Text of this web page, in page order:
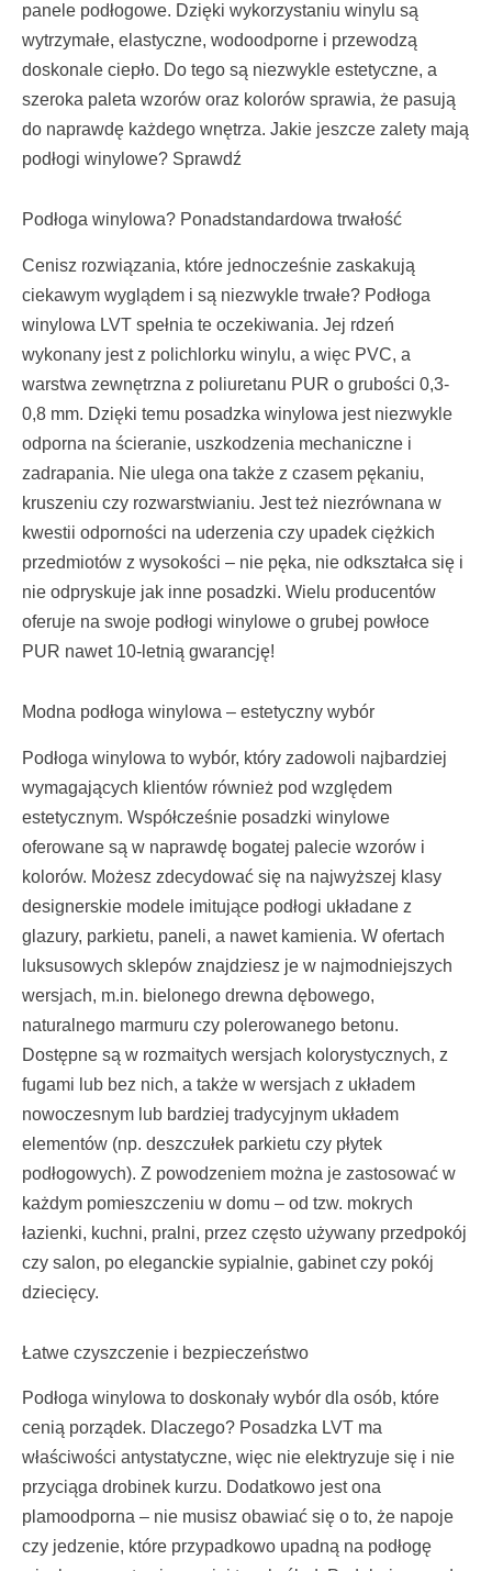
panele podłogowe. Dzięki wykorzystaniu winylu są
wytrzymałe, elastyczne, wodoodporne i przewodzą
doskonale ciepło. Do tego są niezwykle estetyczne, a
szeroka paleta wzorów oraz kolorów sprawia, że pasują
do naprawdę każdego wnętrza. Jakie jeszcze zalety mają
podłogi winylowe? Sprawdź
Podłoga winylowa? Ponadstandardowa trwałość
Cenisz rozwiązania, które jednocześnie zaskakują
ciekawym wyglądem i są niezwykle trwałe? Podłoga
winylowa LVT spełnia te oczekiwania. Jej rdzeń
wykonany jest z polichlorku winylu, a więc PVC, a
warstwa zewnętrzna z poliuretanu PUR o grubości 0,3-
0,8 mm. Dzięki temu posadzka winylowa jest niezwykle
odporna na ścieranie, uszkodzenia mechaniczne i
zadrapania. Nie ulega ona także z czasem pękaniu,
kruszeniu czy rozwarstwianiu. Jest też niezrównana w
kwestii odporności na uderzenia czy upadek ciężkich
przedmiotów z wysokości – nie pęka, nie odkształca się i
nie odpryskuje jak inne posadzki. Wielu producentów
oferuje na swoje podłogi winylowe o grubej powłoce
PUR nawet 10-letnią gwarancję!
Modna podłoga winylowa – estetyczny wybór
Podłoga winylowa to wybór, który zadowoli najbardziej
wymagających klientów również pod względem
estetycznym. Współcześnie posadzki winylowe
oferowane są w naprawdę bogatej palecie wzorów i
kolorów. Możesz zdecydować się na najwyższej klasy
designerskie modele imitujące podłogi układane z
glazury, parkietu, paneli, a nawet kamienia. W ofertach
luksusowych sklepów znajdziesz je w najmodniejszych
wersjach, m.in. bielonego drewna dębowego,
naturalnego marmuru czy polerowanego betonu.
Dostępne są w rozmaitych wersjach kolorystycznych, z
fugami lub bez nich, a także w wersjach z układem
nowoczesnym lub bardziej tradycyjnym układem
elementów (np. deszczułek parkietu czy płytek
podłogowych). Z powodzeniem można je zastosować w
każdym pomieszczeniu w domu – od tzw. mokrych
łazienki, kuchni, pralni, przez często używany przedpokój
czy salon, po eleganckie sypialnie, gabinet czy pokój
dziecięcy.
Łatwe czyszczenie i bezpieczeństwo
Podłoga winylowa to doskonały wybór dla osób, które
cenią porządek. Dlaczego? Posadzka LVT ma
właściwości antystatyczne, więc nie elektryzuje się i nie
przyciąga drobinek kurzu. Dodatkowo jest ona
plamoodporna – nie musisz obawiać się o to, że napoje
czy jedzenie, które przypadkowo upadną na podłogę